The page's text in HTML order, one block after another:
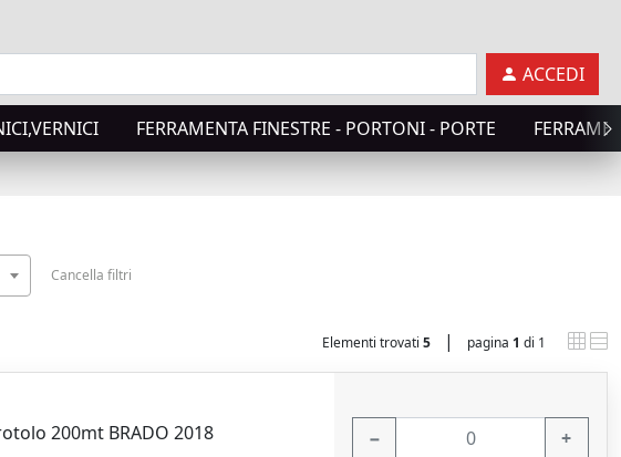
ACCEDI
FERRAMENTA FINESTRE - PORTONI - PORTE
Cancella filtri
Elementi trovati 5 | pagina 1 di 1
200mt BRADO 2018 − +